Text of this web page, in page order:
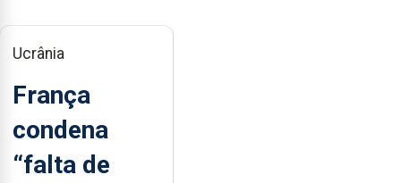
Ucrânia
França
condena
“falta de